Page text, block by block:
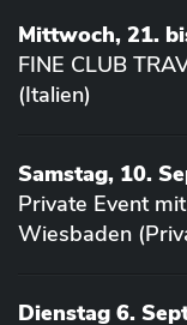
Mittwoch, 21.
FINE CLUB
(Italien)
Samstag, 10.
Private Event
Wiesbaden
Dienstag 6.